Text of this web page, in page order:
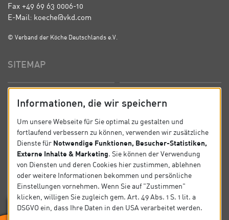
Fax +49 69 63 0006-10
E-Mail: koeche@vkd.com
© Verband der Köche Deutschlands e.V.
SITEMAP
News Kontakt
Datenschutz Impressum
SOCIAL
Folgen Sie uns auf Social Media.
Informationen, die wir speichern
Um unsere Webseite für Sie optimal zu gestalten und
fortlaufend verbessern zu können, verwenden wir zusätzliche
Dienste für Notwendige Funktionen, Besucher-Statistiken,
Externe Inhalte & Marketing. Sie können der Verwendung
von Diensten und deren Cookies hier zustimmen, ablehnen
oder weitere Informationen bekommen und persönliche
Einstellungen vornehmen. Wenn Sie auf "Zustimmen"
klicken, willigen Sie zugleich gem. Art. 49 Abs. 1 S. 1 lit. a
DSGVO ein, dass Ihre Daten in den USA verarbeitet werden.